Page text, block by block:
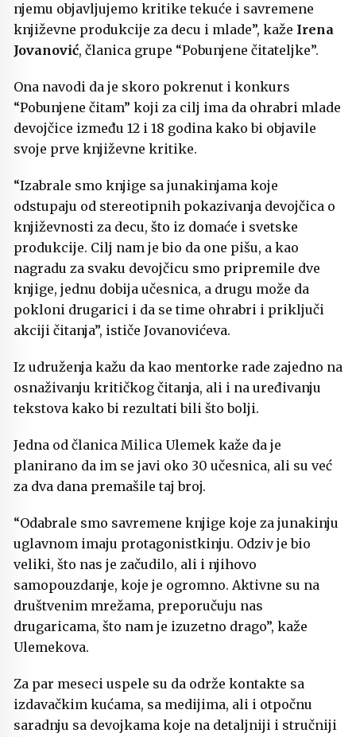
njemu objavljujemo kritike tekuće i savremene
književne produkcije za decu i mlade”, kaže Irena
Jovanović, članica grupe “Pobunjene čitateljke”.
Ona navodi da je skoro pokrenut i konkurs
“Pobunjene čitam” koji za cilj ima da ohrabri mlade
devojčice između 12 i 18 godina kako bi objavile
svoje prve književne kritike.
“Izabrale smo knjige sa junakinjama koje
odstupaju od stereotipnih pokazivanja devojčica o
književnosti za decu, što iz domaće i svetske
produkcije. Cilj nam je bio da one pišu, a kao
nagradu za svaku devojčicu smo pripremile dve
knjige, jednu dobija učesnica, a drugu može da
pokloni drugarici i da se time ohrabri i priključi
akciji čitanja”, ističe Jovanovićeva.
Iz udruženja kažu da kao mentorke rade zajedno na
osnaživanju kritičkog čitanja, ali i na uređivanju
tekstova kako bi rezultati bili što bolji.
Jedna od članica Milica Ulemek kaže da je
planirano da im se javi oko 30 učesnica, ali su već
za dva dana premašile taj broj.
“Odabrale smo savremene knjige koje za junakinju
uglavnom imaju protagonistkinju. Odziv je bio
veliki, što nas je začudilo, ali i njihovo
samopouzdanje, koje je ogromno. Aktivne su na
društvenim mrežama, preporučuju nas
drugaricama, što nam je izuzetno drago”, kaže
Ulemekova.
Za par meseci uspele su da održe kontakte sa
izdavačkim kućama, sa medijima, ali i otpočnu
saradnju sa devojkama koje na detaljniji i stručniji